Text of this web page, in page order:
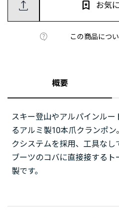
この商品につ
お気
概要
スキー登山やアルパインル
るアルミ製10本爪クランポ
クシステムを採用、工具なし
ブーツのコバに直接接する
製です。